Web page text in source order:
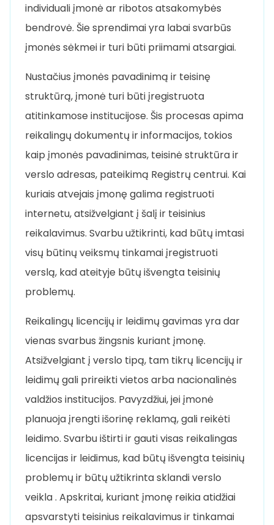
individuali įmonė ar ribotos atsakomybės
bendrovė. Šie sprendimai yra labai svarbūs
įmonės sėkmei ir turi būti priimami atsargiai.
Nustačius įmonės pavadinimą ir teisinę
struktūrą, įmonė turi būti įregistruota
atitinkamose institucijose. Šis procesas apima
reikalingų dokumentų ir informacijos, tokios
kaip įmonės pavadinimas, teisinė struktūra ir
verslo adresas, pateikimą Registrų centrui. Kai
kuriais atvejais įmonę galima registruoti
internetu, atsižvelgiant į šalį ir teisinius
reikalavimus. Svarbu užtikrinti, kad būtų imtasi
visų būtinų veiksmų tinkamai įregistruoti
verslą, kad ateityje būtų išvengta teisinių
problemų.
Reikalingų licencijų ir leidimų gavimas yra dar
vienas svarbus žingsnis kuriant įmonę.
Atsižvelgiant į verslo tipą, tam tikrų licencijų ir
leidimų gali prireikti vietos arba nacionalinės
valdžios institucijos. Pavyzdžiui, jei įmonė
planuoja įrengti išorinę reklamą, gali reikėti
leidimo. Svarbu ištirti ir gauti visas reikalingas
licencijas ir leidimus, kad būtų išvengta teisinių
problemų ir būtų užtikrinta sklandi verslo
veikla . Apskritai, kuriant įmonę reikia atidžiai
apsvarstyti teisinius reikalavimus ir tinkamai